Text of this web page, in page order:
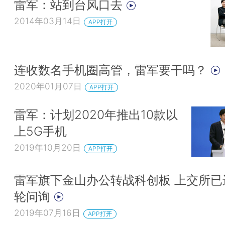
雷军：站到台风口去
2014年03月14日 APP打开
连收数名手机圈高管，雷军要干吗？
2020年01月07日 APP打开
雷军：计划2020年推出10款以
上5G手机
2019年10月20日 APP打开
雷军旗下金山办公转战科创板 上交所
轮问询
2019年07月16日 APP打开